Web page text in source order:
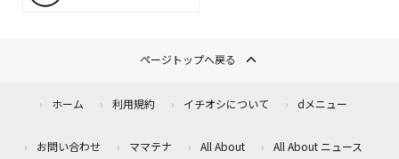
ページトップへ戻る
ホーム 利用規約 イチオシについて dメニュー
お問い合わせ ママテナ All About All About ニュース